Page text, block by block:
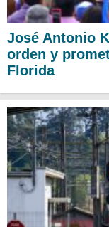
José Antonio
orden y
Florida